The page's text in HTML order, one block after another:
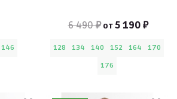
146
6 490 ₽ от5 190 ₽
128 134 140 152 164
170
176